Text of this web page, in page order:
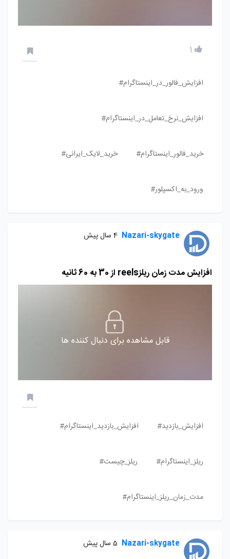
1
افزایش_فالور_در_اینستاگرام#
افزایش_نرخ_تعامل_در_اینستاگرام#
خرید_فالور_اینستاگرام# خرید_لایک_ایرانی#
ورود_به_اکسپلور#
Nazari-skygate 4 سال پیش
افزایش مدت زمان ریلزreels از 30 به 60 ثانیه
قابل مشاهده برای دنبال کننده ها
افزایش_بازدید# افزایش_بازدید_اینستاگرام#
ریلز_اینستاگرام# ریلز_چیست#
مدت_زمان_ریلز_اینستاگرام#
Nazari-skygate 5 سال پیش